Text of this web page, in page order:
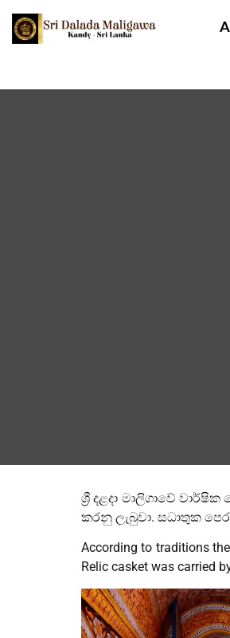
ශ්‍රී දළදා මාලිගාවේ
කරනු ලැබුවා. සධාතුක
According to traditions
Relic casket was carried